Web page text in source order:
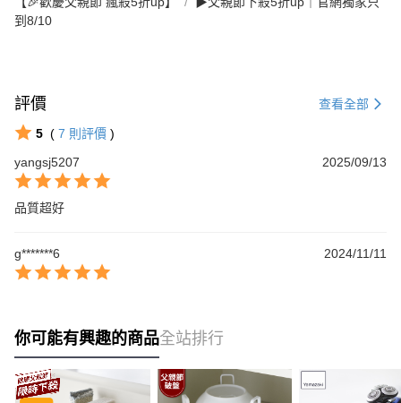
到8/10
評價 查看全部
5 ( 7 則評價 )
yangsj5207
2025/09/13
品質超好
g*******6 2024/11/11
你可能有興趣的商品全站排行